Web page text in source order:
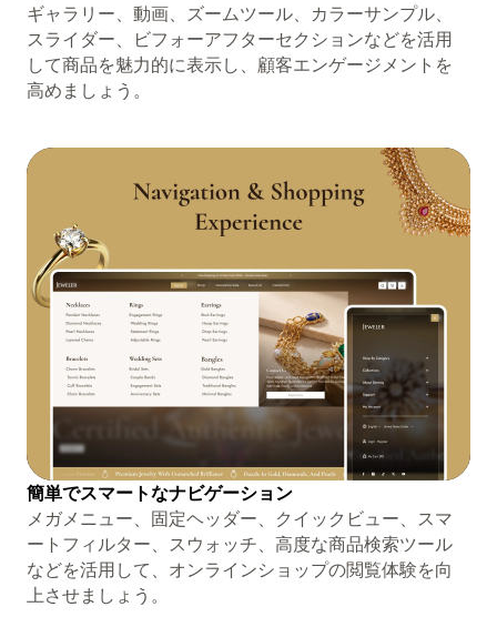
ギャラリー、動画、ズームツール、カラーサンプル、
スライダー、ビフォーアフターセクションなどを活用
して商品を魅力的に表示し、顧客エンゲージメントを
高めましょう。
簡単でスマートなナビゲーション
メガメニュー、固定ヘッダー、クイックビュー、スマ
ートフィルター、スウォッチ、高度な商品検索ツール
などを活用して、オンラインショップの閲覧体験を向
上させましょう。